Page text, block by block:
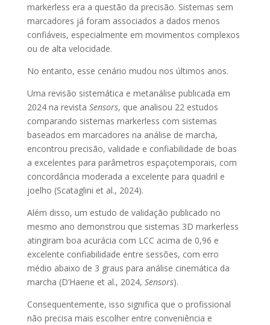
markerless era a questão da precisão. Sistemas sem
marcadores já foram associados a dados menos
confiáveis, especialmente em movimentos complexos
ou de alta velocidade.
No entanto, esse cenário mudou nos últimos anos.
Uma revisão sistemática e metanálise publicada em
2024 na revista Sensors, que analisou 22 estudos
comparando sistemas markerless com sistemas
baseados em marcadores na análise de marcha,
encontrou precisão, validade e confiabilidade de boas
a excelentes para parâmetros espaçotemporais, com
concordância moderada a excelente para quadril e
joelho (Scataglini et al., 2024).
Além disso, um estudo de validação publicado no
mesmo ano demonstrou que sistemas 3D markerless
atingiram boa acurácia com LCC acima de 0,96 e
excelente confiabilidade entre sessões, com erro
médio abaixo de 3 graus para análise cinemática da
marcha (D’Haene et al., 2024, Sensors).
Consequentemente, isso significa que o profissional
não precisa mais escolher entre conveniência e